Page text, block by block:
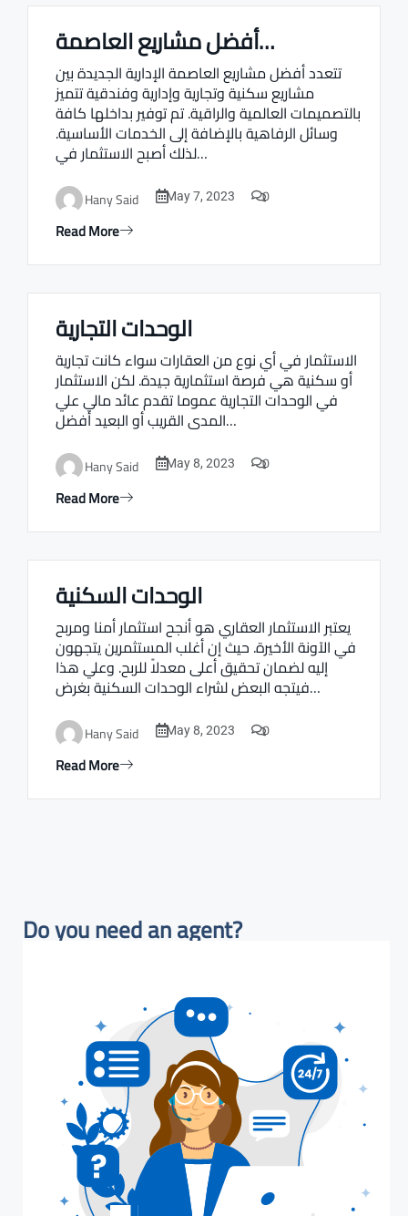
Real estate Estate ville أفضل مشاريع العاصمة…
تتعدد أفضل مشاريع العاصمة الإدارية الجديدة بين
مشاريع سكنية وتجارية وإدارية وفندقية تتميز
بالتصميمات العالمية والراقية. تم توفير بداخلها كافة
وسائل الرفاهية بالإضافة إلى الخدمات الأساسية.
لذلك أصبح الاستثمار في…
Hany Said May 7, 2023 0
Read More
Real estate Estate ville
الوحدات التجارية
الاستثمار في أي نوع من العقارات سواء كانت تجارية
أو سكنية هي فرصة استثمارية جيدة. لكن الاستثمار
في الوحدات التجارية عموما تقدم عائد مالي علي
المدى القريب أو البعيد أفضل…
Hany Said May 8, 2023 0
Read More
Real estate Estate ville
الوحدات السكنية
يعتبر الاستثمار العقاري هو أنجح استثمار أمنا ومربح
في الآونة الأخيرة. حيث إن أغلب المستثمرين يتجهون
إليه لضمان تحقيق أعلى معدلاً للربح. وعلي هذا
فيتجه البعض لشراء الوحدات السكنية بغرض…
Hany Said May 8, 2023 0
Read More
Do you need an agent?​